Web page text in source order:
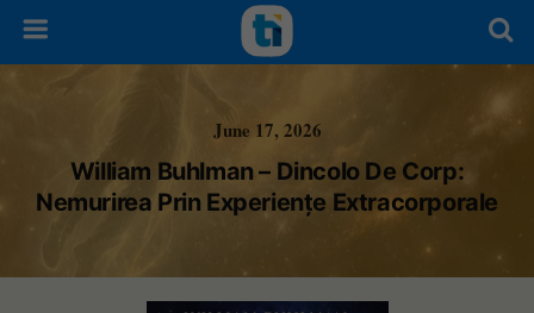
June 17, 2026
William Buhlman – Dincolo De Corp:
Nemurirea Prin Experiențe Extracorporale